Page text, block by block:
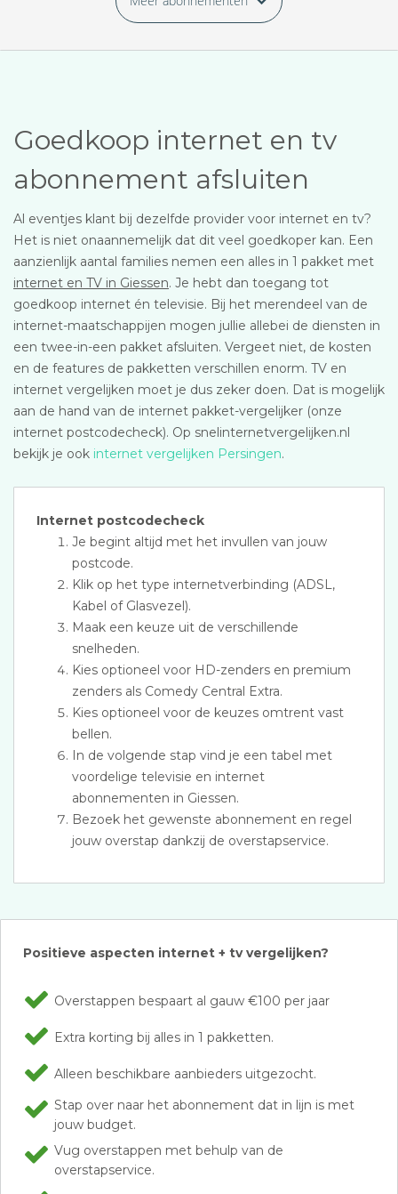
Goedkoop internet en tv
abonnement afsluiten
Al eventjes klant bij dezelfde provider voor internet en tv?
Het is niet onaannemelijk dat dit veel goedkoper kan. Een
aanzienlijk aantal families nemen een alles in 1 pakket met
internet en TV in Giessen. Je hebt dan toegang tot
goedkoop internet én televisie. Bij het merendeel van de
internet-maatschappijen mogen jullie allebei de diensten in
een twee-in-een pakket afsluiten. Vergeet niet, de kosten
en de features de pakketten verschillen enorm. TV en
internet vergelijken moet je dus zeker doen. Dat is mogelijk
aan de hand van de internet pakket-vergelijker (onze
internet postcodecheck). Op snelinternetvergelijken.nl
bekijk je ook internet vergelijken Persingen.
Internet postcodecheck
Je begint altijd met het invullen van jouw
postcode.
Klik op het type internetverbinding (ADSL,
Kabel of Glasvezel).
Maak een keuze uit de verschillende
snelheden.
Kies optioneel voor HD-zenders en premium
zenders als Comedy Central Extra.
Kies optioneel voor de keuzes omtrent vast
bellen.
In de volgende stap vind je een tabel met
voordelige televisie en internet
abonnementen in Giessen.
Bezoek het gewenste abonnement en regel
jouw overstap dankzij de overstapservice.
Positieve aspecten internet + tv vergelijken?
Overstappen bespaart al gauw €100 per jaar
Extra korting bij alles in 1 pakketten.
Alleen beschikbare aanbieders uitgezocht.
Stap over naar het abonnement dat in lijn is met
jouw budget.
Vug overstappen met behulp van de
overstapservice.